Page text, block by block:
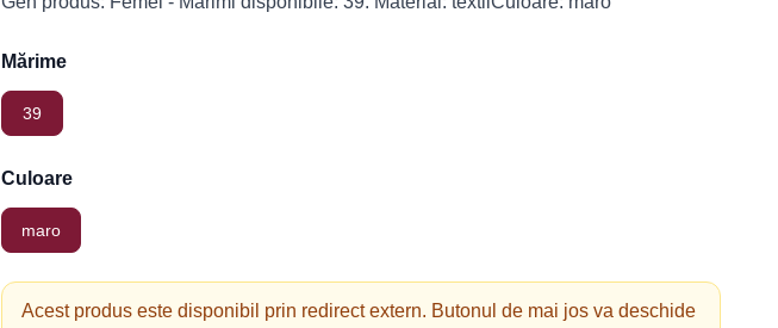
Mărime
39
Culoare
maro
Acest produs este disponibil prin redirect extern. Butonul de mai jos va deschide